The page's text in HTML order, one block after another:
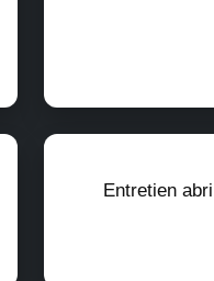
Entretien